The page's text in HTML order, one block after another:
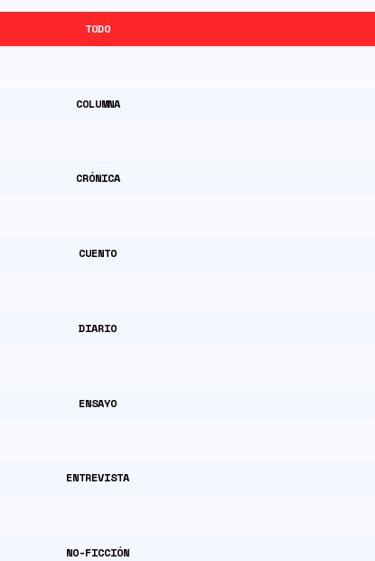
TODO
COLUMNA
CRÓNICA
CUENTO
DIARIO
ENSAYO
ENTREVISTA
NO-FICCIÓN